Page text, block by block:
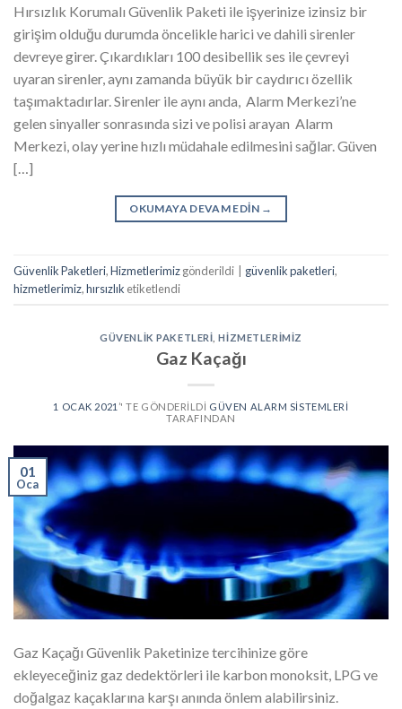
Hırsızlık Korumalı Güvenlik Paketi ile işyerinize izinsiz bir
girişim olduğu durumda öncelikle harici ve dahili sirenler
devreye girer. Çıkardıkları 100 desibellik ses ile çevreyi
uyaran sirenler, aynı zamanda büyük bir caydırıcı özellik
taşımaktadırlar. Sirenler ile aynı anda, Alarm Merkezi’ne
gelen sinyaller sonrasında sizi ve polisi arayan Alarm
Merkezi, olay yerine hızlı müdahale edilmesini sağlar. Güven
[…]
OKUMAYA DEVAM EDIN →
Güvenlik Paketleri,Hizmetlerimizgönderildi | güvenlik paketleri,
hizmetlerimiz,hırsızlık etiketlendi
GÜVENLIK PAKETLERI ,HIZMETLERIMIZ
Gaz Kaçağı
1 OCAK 2021 ’' TE GÖNDERILDI GÜVEN ALARM SISTEMLERI
TARAFINDAN
01
Oca
Gaz Kaçağı Güvenlik Paketinize tercihinize göre
ekleyeceğiniz gaz dedektörleri ile karbon monoksit, LPG ve
doğalgaz kaçaklarına karşı anında önlem alabilirsiniz.